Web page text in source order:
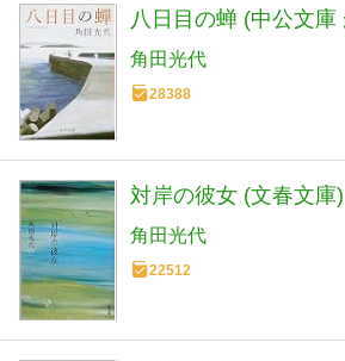
八日目の蝉 (中公文庫
角田光代
28388
対岸の彼女 (文春文庫)
角田光代
22512